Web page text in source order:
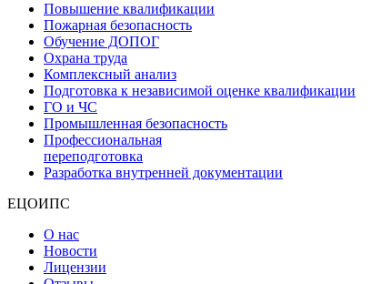
Повышение квалификации
Пожарная безопасность
Обучение ДОПОГ
Охрана труда
Комплексный анализ
Подготовка к независимой оценке квалификации
ГО и ЧС
Промышленная безопасность
Профессиональная
переподготовка
Разработка внутренней документации
ЕЦОИПС
О нас
Новости
Лицензии